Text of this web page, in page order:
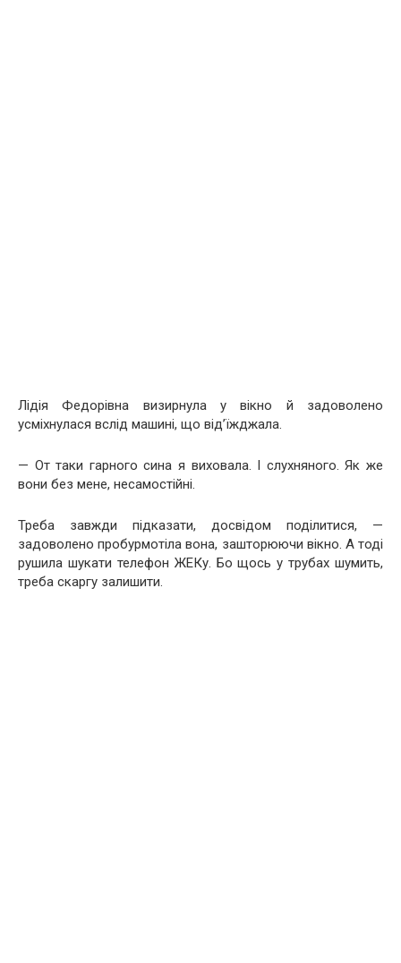
Лідія Федорівна визирнула у вікно й задоволено
усміхнулася вслід машині, що від’їжджала.
— От таки гарного сина я виховала. І слухняного. Як же
вони без мене, несамостійні.
Треба завжди підказати, досвідом поділитися, —
задоволено пробурмотіла вона, зашторюючи вікно. А тоді
рушила шукати телефон ЖЕКу. Бо щось у трубах шумить,
треба скаргу залишити.